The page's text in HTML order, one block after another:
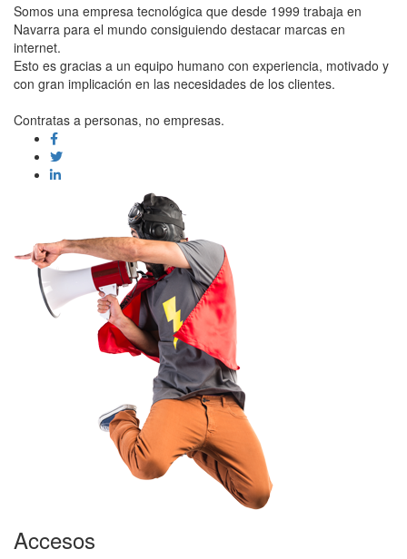
Somos una empresa tecnológica que desde 1999 trabaja en
Navarra para el mundo consiguiendo destacar marcas en
internet.
Esto es gracias a un equipo humano con experiencia, motivado y
con gran implicación en las necesidades de los clientes.
Contratas a personas, no empresas.
Accesos